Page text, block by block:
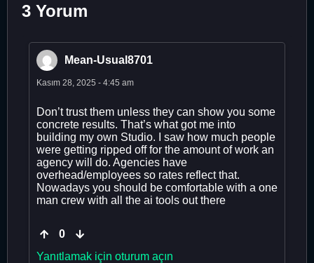
3 Yorum
Mean-Usual8701
Kasım 28, 2025 - 4:45 am
Don’t trust them unless they can show you some
concrete results. That’s what got me into
building my own Studio. I saw how much people
were getting ripped off for the amount of work an
agency will do. Agencies have
overhead/employees so rates reflect that.
Nowadays you should be comfortable with a one
man crew with all the ai tools out there
0
Yanıtlamak için oturum açın